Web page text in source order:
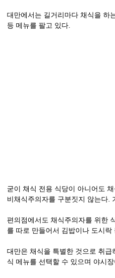
대만에서는 길거리마다 채식을 하
등 메뉴를 팔고 있다.
굳이 채식 전용 식당이 아니어도
비채식주의자를 구분짓지 않는다.
편의점에서도 채식주의자를 위한
를 따로 만들어서 김밥이나 도시
대만은 채식을 특별한 것으로 취급
식 메뉴를 선택할 수 있으며 야시